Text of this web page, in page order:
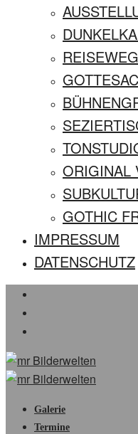
ORIGINAL
GOTHIC
IMPRESSUM
DATENSCHUTZ
Galerie
Termine